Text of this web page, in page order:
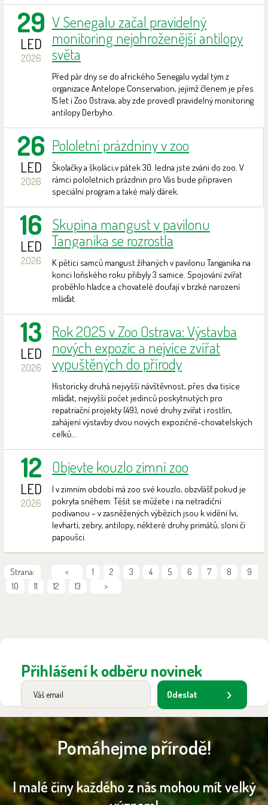
29
LED
2026
V Senegalu začal pravidelný
monitoring nejohroženější antilopy
světa
Před pár dny se do afrického Senegalu vydal tým z
organizace Antelope Conservation, jejímž členem je přes
15 let i Zoo Ostrava, aby zde provedl pravidelný monitoring
antilopy Derbyho.
26
LED
2026
Pololetní prázdniny v zoo
Školačky a školáci,v pátek 30. ledna jste zváni do zoo. V
rámci pololetních prázdnin pro Vás bude připraven
speciální program a také malý dárek.
16
LED
2026
Skupina mangust v pavilonu
Tanganika se rozrostla
K pětici samců mangust žíhaných v pavilonu Tanganika na
konci loňského roku přibyly 3 samice. Spojování zvířat
proběhlo hladce a chovatelé doufají v brzké narození
mláďat.
13
LED
2026
Rok 2025 v Zoo Ostrava: Výstavba
nových expozic a nejvíce zvířat
vypuštěných do přírody
Historicky druhá nejvyšší návštěvnost, přes dva tisíce
mláďat, nejvyšší počet jedinců poskytnutých pro
repatriační projekty (49), nové druhy zvířat i rostlin,
zahájení výstavby dvou nových expozičně-chovatelských
celků...
12
LED
2026
Objevte kouzlo zimní zoo
I v zimním období má zoo své kouzlo, obzvlášť pokud je
pokryta sněhem. Těšit se můžete i na netradiční
podívanou – v zasněžených výbězích jsou k vidění lvi,
levharti, zebry, antilopy, některé druhy primátů, sloni či
papoušci.
Strana: < 1 2 3 4 5 6 7 8
9
10
11 12 13 >
Přihlášení k odběru novinek
Odeslat
Pomáhejme přírodě!
I malé činy každého z nás mohou mít velký